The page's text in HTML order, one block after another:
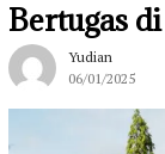
Bertugas
Yudian
06/01/2025